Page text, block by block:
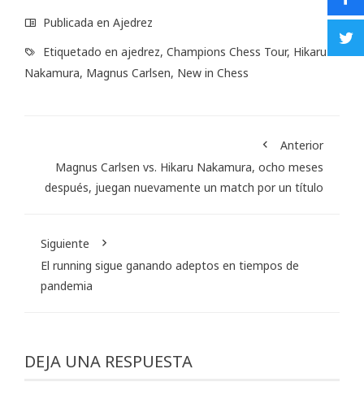
Publicada en Ajedrez
Etiquetado en ajedrez, Champions Chess Tour, Hikaru
Nakamura, Magnus Carlsen, New in Chess
Anterior
Magnus Carlsen vs. Hikaru Nakamura, ocho meses
después, juegan nuevamente un match por un título
Siguiente
El running sigue ganando adeptos en tiempos de
pandemia
DEJA UNA RESPUESTA